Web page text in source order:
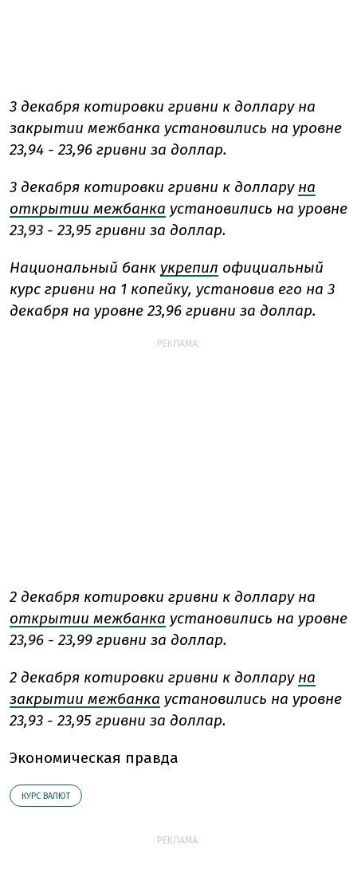
3 декабря котировки гривни к доллару на
закрытии межбанка установились на уровне
23,94 - 23,96 гривни за доллар.
3 декабря котировки гривни к доллару на
открытии межбанка установились на уровне
23,93 - 23,95 гривни за доллар.
Национальный банк укрепил официальный
курс гривни на 1 копейку, установив его на 3
декабря на уровне 23,96 гривни за доллар.
РЕКЛАМА:
2 декабря котировки гривни к доллару на
открытии межбанка установились на уровне
23,96 - 23,99 гривни за доллар.
2 декабря котировки гривни к доллару на
закрытии межбанка установились на уровне
23,93 - 23,95 гривни за доллар.
Экономическая правда
КУРС ВАЛЮТ
РЕКЛАМА: